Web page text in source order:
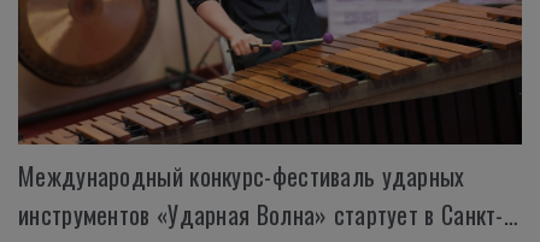
Международный конкурс-фестиваль ударных
инструментов «Ударная Волна» стартует в Санкт-Петербурге с 26 ноября